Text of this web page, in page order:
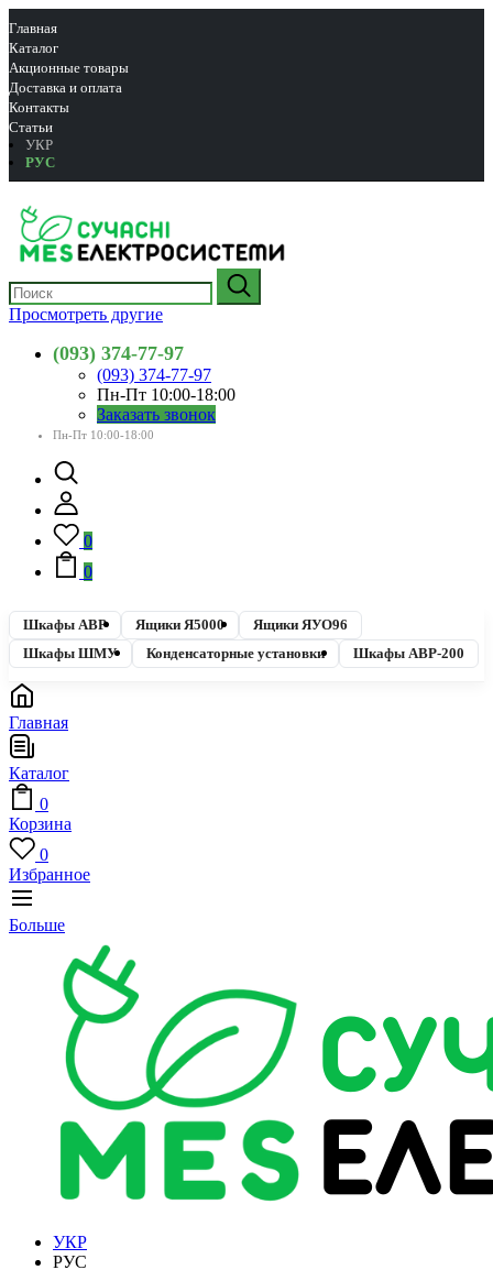
Главная
Каталог
Акционные товары
Доставка и оплата
Контакты
Статьи
УКР
РУС
Просмотреть другие
(093) 374-77-97
(093) 374-77-97
Пн-Пт 10:00-18:00
Заказать звонок
Пн-Пт 10:00-18:00
0
0
Шкафы АВР Ящики Я5000
Ящики ЯУО96
Шкафы ШМУ
Конденсаторные установки Шкафы АВР-200
Главная
Каталог
0
Корзина
0
Избранное
Больше
УКР
РУС